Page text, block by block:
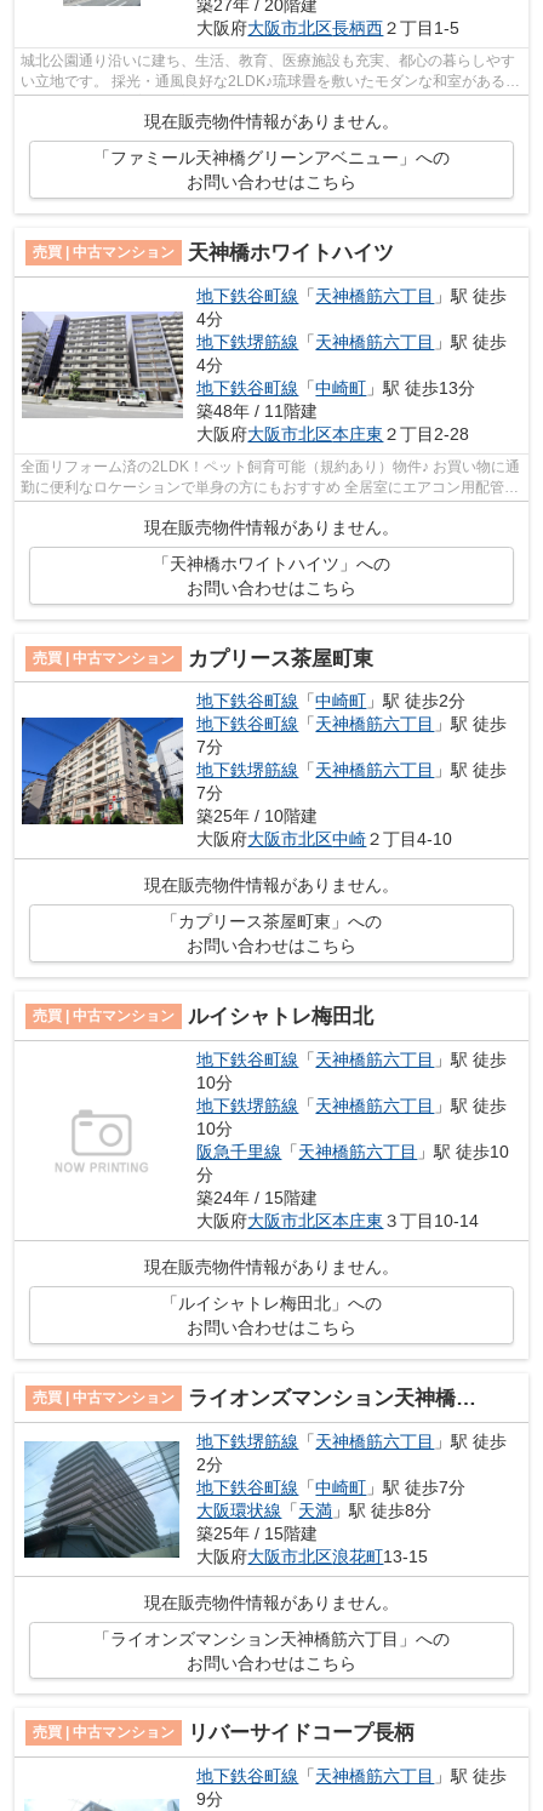
築27年 / 20階建
大阪府大阪市北区長柄西２丁目1-5
城北公園通り沿いに建ち、生活、教育、医療施設も充実、都心の暮らしやす
い立地です。 採光・通風良好な2LDK♪琉球畳を敷いたモダンな和室があるお
現在販売物件情報がありません。
「ファミール天神橋グリーンアベニュー」への
お問い合わせはこちら
売買 | 中古マンション 天神橋ホワイトハイツ
地下鉄谷町線 「天神橋筋六丁目 」駅 徒歩
4分
地下鉄堺筋線 「天神橋筋六丁目 」駅 徒歩
4分
地下鉄谷町線 「中崎町 」駅 徒歩13分
築48年 / 11階建
大阪府大阪市北区本庄東 ２丁目2-28
全面リフォーム済の2LDK！ペット飼育可能（規約あり）物件♪ お買い物に通
勤に便利なロケーションで単身の方にもおすすめ 全居室にエアコン用配管設
置済です♪ 【内覧希望随時受付中！お...
現在販売物件情報がありません。
「天神橋ホワイトハイツ」への
お問い合わせはこちら
売買 | 中古マンション カプリース茶屋町東
地下鉄谷町線 「中崎町 」駅 徒歩2分
地下鉄谷町線 「天神橋筋六丁目 」駅 徒歩
7分
地下鉄堺筋線 「天神橋筋六丁目 」駅 徒歩
7分
築25年 / 10階建
大阪府大阪市北区中崎２丁目4-10
現在販売物件情報がありません。
「カプリース茶屋町東」への
お問い合わせはこちら
売買 | 中古マンション ルイシャトレ梅田北
地下鉄谷町線 「天神橋筋六丁目 」駅 徒歩
10分
地下鉄堺筋線 「天神橋筋六丁目 」駅 徒歩
10分
阪急千里線 「天神橋筋六丁目 」駅 徒歩10
分
築24年 / 15階建
大阪府大阪市北区本庄東 ３丁目10-14
現在販売物件情報がありません。
「ルイシャトレ梅田北」への
お問い合わせはこちら
売買 | 中古マンション ライオンズマンション天神橋筋六丁目
地下鉄堺筋線 「天神橋筋六丁目 」駅 徒歩
2分
地下鉄谷町線 「中崎町 」駅 徒歩7分
大阪環状線 「天満 」駅 徒歩8分
築25年 / 15階建
大阪府大阪市北区浪花町13-15
現在販売物件情報がありません。
「ライオンズマンション天神橋筋六丁目」への
お問い合わせはこちら
売買 | 中古マンション リバーサイドコープ長柄
地下鉄谷町線 「天神橋筋六丁目 」駅 徒歩
9分